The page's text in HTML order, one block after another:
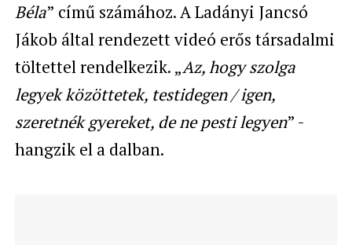
Béla” című számához. A Ladányi Jancsó
Jákob által rendezett videó erős társadalmi
töltettel rendelkezik. „Az, hogy szolga
legyek közöttetek, testidegen / igen,
szeretnék gyereket, de ne pesti legyen” -
hangzik el a dalban.